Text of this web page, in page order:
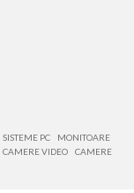
SISTEME PC
MONITOARE
CAMERE VIDEO
CAMERE